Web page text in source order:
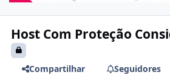
Host Com Proteção
Compartilhar
Seguidores